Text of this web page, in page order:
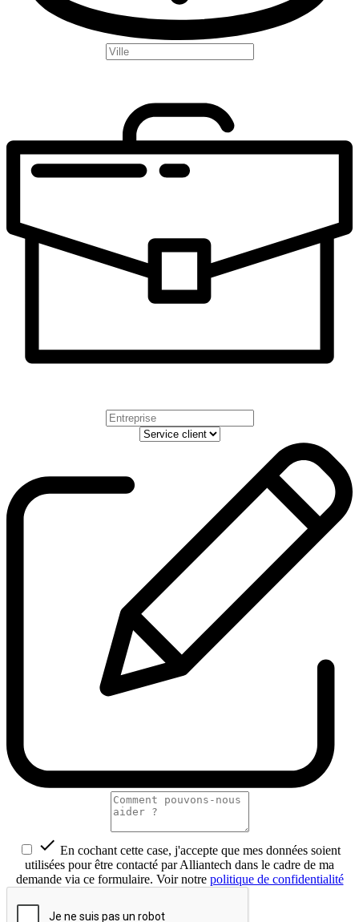
 En cochant cette case, j'accepte que mes données soient
utilisées pour être contacté par Alliantech dans le cadre de ma
demande via ce formulaire. Voir notre politique de confidentialité